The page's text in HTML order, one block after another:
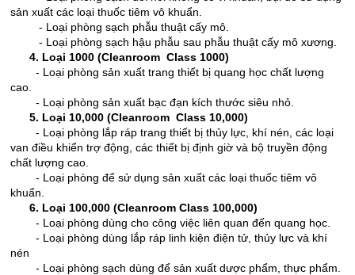
sản xuất các loại thuốc tiêm vô khuẩn.
- Loại phòng sạch phẫu thuật cấy mô.
- Loại phòng sạch hậu phẫu sau phẫu thuật cấy mô xương.
4. Loại 1000 (Cleanroom Class 1000)
- Loại phòng sản xuất trang thiết bị quang học chất lượng
cao.
- Loại phòng sản xuất bạc đạn kích thước siêu nhỏ.
5. Loại 10,000 (Cleanroom Class 10,000)
- Loại phòng lắp ráp trang thiết bị thủy lực, khí nén, các loại
van điều khiển trợ động, các thiết bị định giờ và bộ truyền động
chất lượng cao.
- Loại phòng để sử dụng sản xuất các loại thuốc tiêm vô
khuẩn.
6. Loại 100,000 (Cleanroom Class 100,000)
- Loại phòng dùng cho công việc liên quan đến quang học.
- Loại phòng dùng lắp ráp linh kiện điện tử, thủy lực và khí
nén
- Loại phòng sạch dùng để sản xuất dược phẩm, thực phẩm.